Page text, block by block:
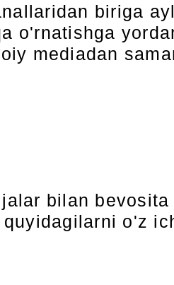
biriga
o'rnatishga
mediadan
bilan
o'z